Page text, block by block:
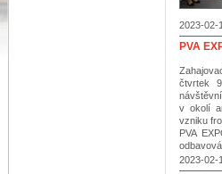
2023-02-
PVA
čtvrtek
v okolí
vzniku
PVA
2023-02-